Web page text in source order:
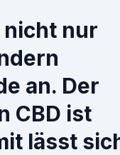
nicht nur
an. Der
CBD ist
lässt